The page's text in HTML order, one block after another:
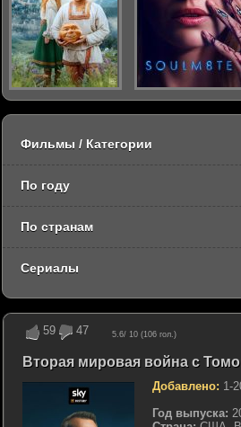
59 47 5.6/ 10 (106 гол.)
Вторая мировая война с
Добавлено: 1-
Год выпуска:
Фильмы / Категории
По году
По странам
Сериалы